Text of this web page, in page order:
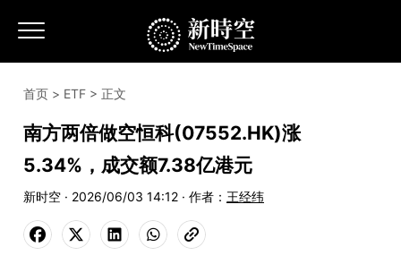
首页 > ETF > 正文
南方两倍做空恒科(07552.HK)涨
5.34%，成交额7.38亿港元
新时空 · 2026/06/03 14:12 · 作者： 王经纬